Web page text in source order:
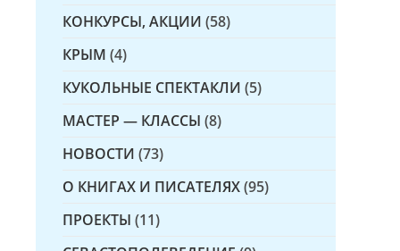
КОНКУРСЫ, АКЦИИ (58)
КРЫМ (4)
КУКОЛЬНЫЕ СПЕКТАКЛИ (5)
МАСТЕР — КЛАССЫ (8)
НОВОСТИ (73)
О КНИГАХ И ПИСАТЕЛЯХ(95)
ПРОЕКТЫ (11)